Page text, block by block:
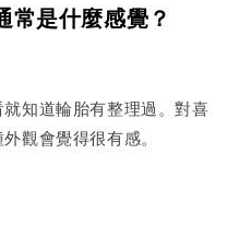
常是什麼感覺？
知道輪胎有整理過。對喜
觀會覺得很有感。